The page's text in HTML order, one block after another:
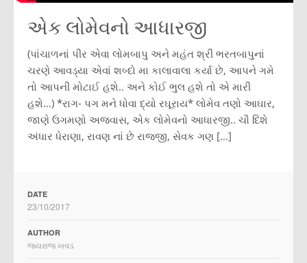
એક લોમેવનો આધારજી
(પાંચાળનાં પીર એવા લોમબાપુ અને મહંત શ્રી ભરતબાપુનાં
ચરણે આવડ્યા એવાં શબ્દો મા કાલાવાલા કર્યા છે, આપને ગમે
તો આપની મોટાઈ હશે.. અને કોઈ ભુલ હશે તો એ મારી
હશે…) *રાગ- પગ મને ધોવા દ્યો રઘૂરાય* લોમેવ તણો આઘાર,
જાણે ઉગમણો અજવાસ, એક લોમેવનો આધારજી.. ચૌ દિશે
અંધાર ધેરાણા, રાવણ નાં છે રાજજી, સેવક ગણ […]
DATE
23/10/2017
AUTHOR
જયરાજ ખવડ